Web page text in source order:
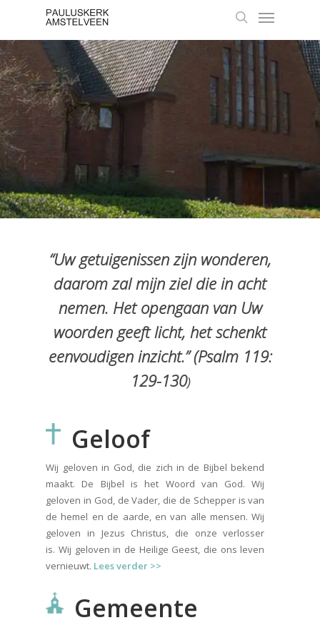
main
content
Menu
“Uw getuigenissen zijn wonderen,
daarom zal mijn ziel die in acht
nemen. Het opengaan van Uw
woorden geeft licht, het schenkt
eenvoudigen inzicht.” (Psalm 119:
129-130)
Geloof
Wij geloven in God, die zich in de Bijbel bekend
maakt. De Bijbel is het Woord van God. Wij
geloven in God, de Vader, die de Schepper is van
de hemel en de aarde, en van alle mensen. Wij
geloven in Jezus Christus, die onze verlosser
is. Wij geloven in de Heilige Geest, die ons leven
vernieuwt. Lees verder >>
Gemeente